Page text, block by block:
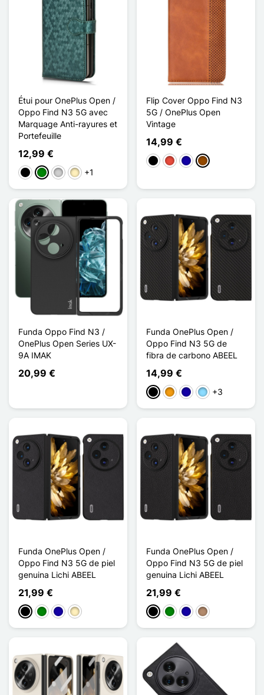
Étui pour OnePlus Open /
Oppo Find N3 5G avec
Marquage Anti-rayures et
Portefeuille
12,99 €
NegroVerdePlataOro +1
Flip Cover Oppo Find N3
5G / OnePlus Open
Vintage
14,99 €
NegroRojoAzul oscuro
Marrón
Funda Oppo Find N3 /
OnePlus Open Series UX-
9A IMAK
20,99 €
Funda OnePlus Open /
Oppo Find N3 5G de
fibra de carbono ABEEL
14,99 €
NegroNaranjaAzul oscuro
Azul claro
+3
Funda OnePlus Open /
Oppo Find N3 5G de piel
genuina Lichi ABEEL
21,99 €
NegroVerdeAzul oscuro
Oro
Funda OnePlus Open /
Oppo Find N3 5G de piel
genuina Lichi ABEEL
21,99 €
NegroVerdeAzul oscuro
Topo